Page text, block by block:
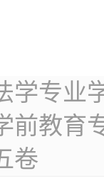
学专业
前教育
卷